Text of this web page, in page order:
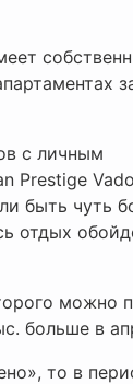
с личным
Prestige
быть чуть
отдых
можно
больше в
то в